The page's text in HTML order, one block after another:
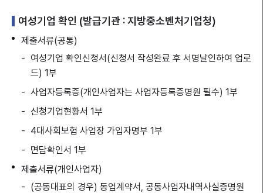
여성기업 확인 (발급기관 : 지방중소벤처기업청)
제출서류(공통)
여성기업 확인신청서(신청서 작성완료 후 서명날인하여 업로
드) 1부
사업자등록증(개인사업자는 사업자등록증명원 필수) 1부
신청기업현황서 1부
4대사회보험 사업장 가입자명부 1부
면담확인서 1부
제출서류(개인사업자)
(공동대표의 경우) 동업계약서, 공동사업자내역사실증명원